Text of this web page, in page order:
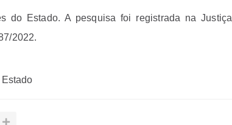
do Estado. A pesquisa foi registrada na Justiça
2022.